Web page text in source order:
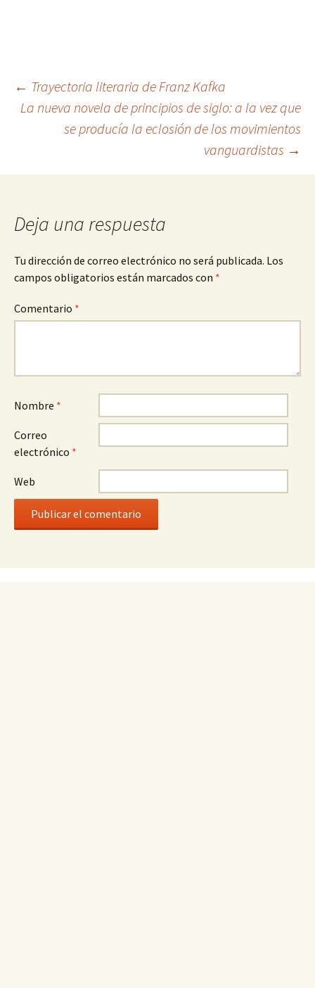
Navegación
entradas
← Trayectoria literaria de Franz Kafka
La nueva novela de principios de siglo: a la vez que
se producía la eclosión de los movimientos
vanguardistas →
Deja una respuesta
Tu dirección de correo electrónico no será publicada. Los
campos obligatorios están marcados con *
Comentario *
Nombre *
Correo
electrónico *
Web